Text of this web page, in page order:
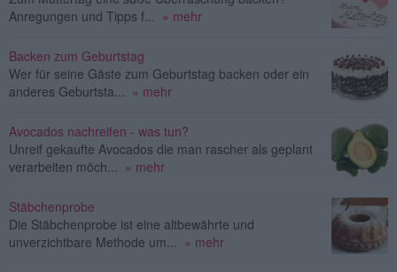
Anregungen und Tipps f... » mehr
Backen zum Geburtstag
Wer für seine Gäste zum Geburtstag backen oder ein
anderes Geburtsta... » mehr
Avocados nachreifen - was tun?
Unreif gekaufte Avocados die man rascher als geplant
verarbeiten möch... » mehr
Stäbchenprobe
Die Stäbchenprobe ist eine altbewährte und
unverzichtbare Methode um... » mehr